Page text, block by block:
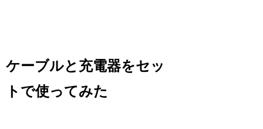
ケーブルと充電器をセッ
トで使ってみた